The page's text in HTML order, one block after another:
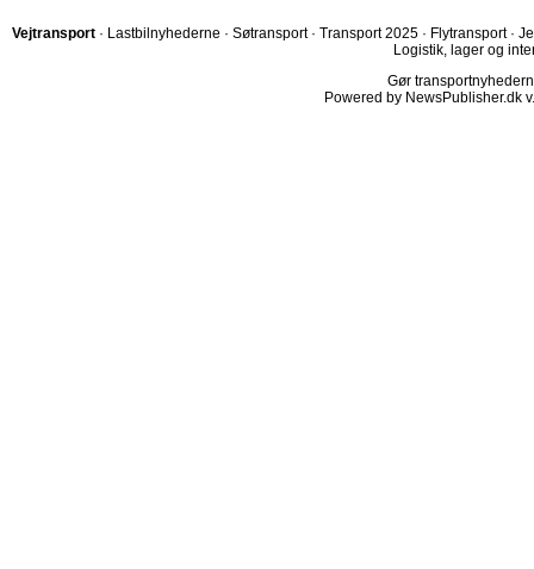
Vejtransport · Lastbilnyhederne · Søtransport · Transport 2025 · Flytransport ·
Logistik, lager og
Gør
Powered by NewsPublisher.dk